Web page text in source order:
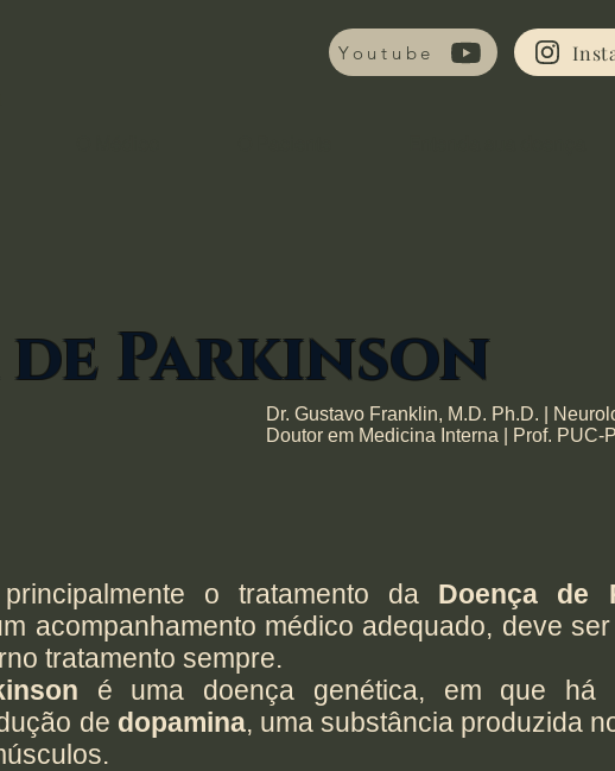
Youtube
Parkinson
Dr. Gustavo Franklin, M.D. Ph.D. |
Doutor em Medicina Interna | Prof. PUC-
o tratamento da Doença de
acompanhamento médico adequado, deve
tratamento sempre.
é uma doença genética, em que há
de dopamina, uma substância produzida